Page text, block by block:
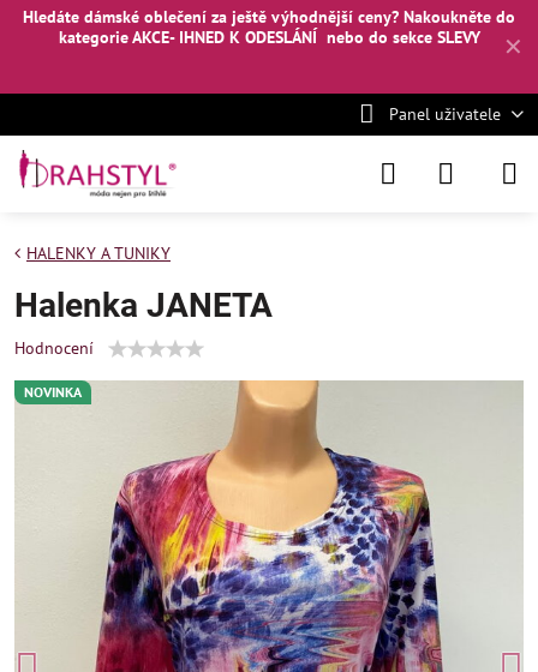
✕
Hledáte dámské oblečení za ještě výhodnější ceny? Nakoukněte do
kategorie AKCE- IHNED K ODESLÁNÍ nebo do sekce SLEVY
Panel uživatele
NOVINKA
HALENKY A TUNIKY
Halenka JANETA
Hodnocení